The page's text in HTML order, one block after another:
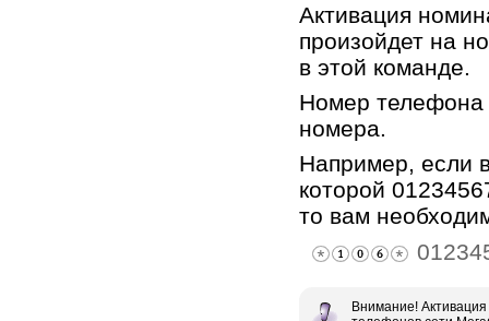
Активация
произойдет на
в этой команде.
Номер
номера.
Например, если
которой
то вам
Внимание!